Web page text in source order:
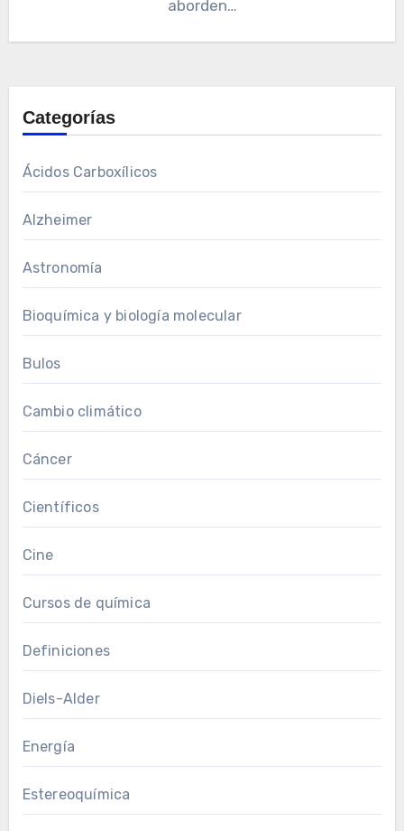
aborden…
Categorías
Ácidos Carboxílicos
Alzheimer
Astronomía
Bioquímica y biología molecular
Bulos
Cambio climático
Cáncer
Científicos
Cine
Cursos de química
Definiciones
Diels-Alder
Energía
Estereoquímica